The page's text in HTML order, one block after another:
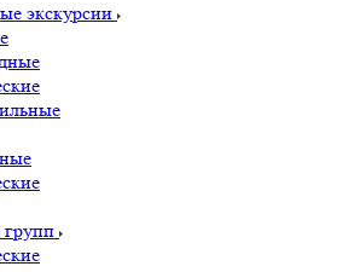
экскурсии
групп